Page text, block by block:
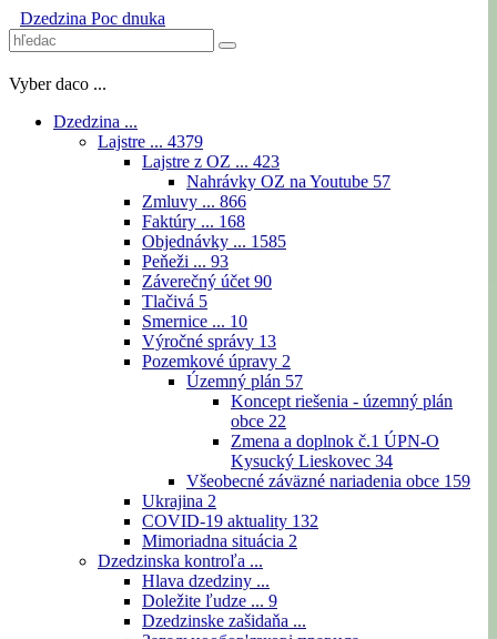
Dzedzina Poc dnuka
Vyber daco ...
Dzedzina ...
Lajstre ... 4379
Lajstre z OZ ... 423
Nahrávky OZ na Youtube 57
Zmluvy ... 866
Faktúry ... 168
Objednávky ... 1585
Peňeži ... 93
Záverečný účet 90
Tlačivá 5
Smernice ... 10
Výročné správy 13
Pozemkové úpravy 2
Územný plán 57
Koncept riešenia - územný plán
obce 22
Zmena a doplnok č.1 ÚPN-O
Kysucký Lieskovec 34
Všeobecné záväzné nariadenia obce 159
Ukrajina 2
COVID-19 aktuality 132
Mimoriadna situácia 2
Dzedzinska kontroľa ...
Hlava dzedziny ...
Doležite ľudze ... 9
Dzedzinske zašidaňa ...